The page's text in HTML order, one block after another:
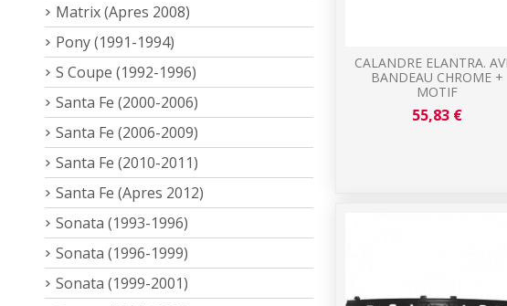
CALANDRE ELANTRA.
BANDEAU CHROME +
MOTIF
55,83 €
Matrix (Apres 2008)
Pony (1991-1994)
S Coupe (1992-1996)
Santa Fe (2000-2006)
Santa Fe (2006-2009)
Santa Fe (2010-2011)
Santa Fe (Apres 2012)
Sonata (1993-1996)
Sonata (1996-1999)
Sonata (1999-2001)